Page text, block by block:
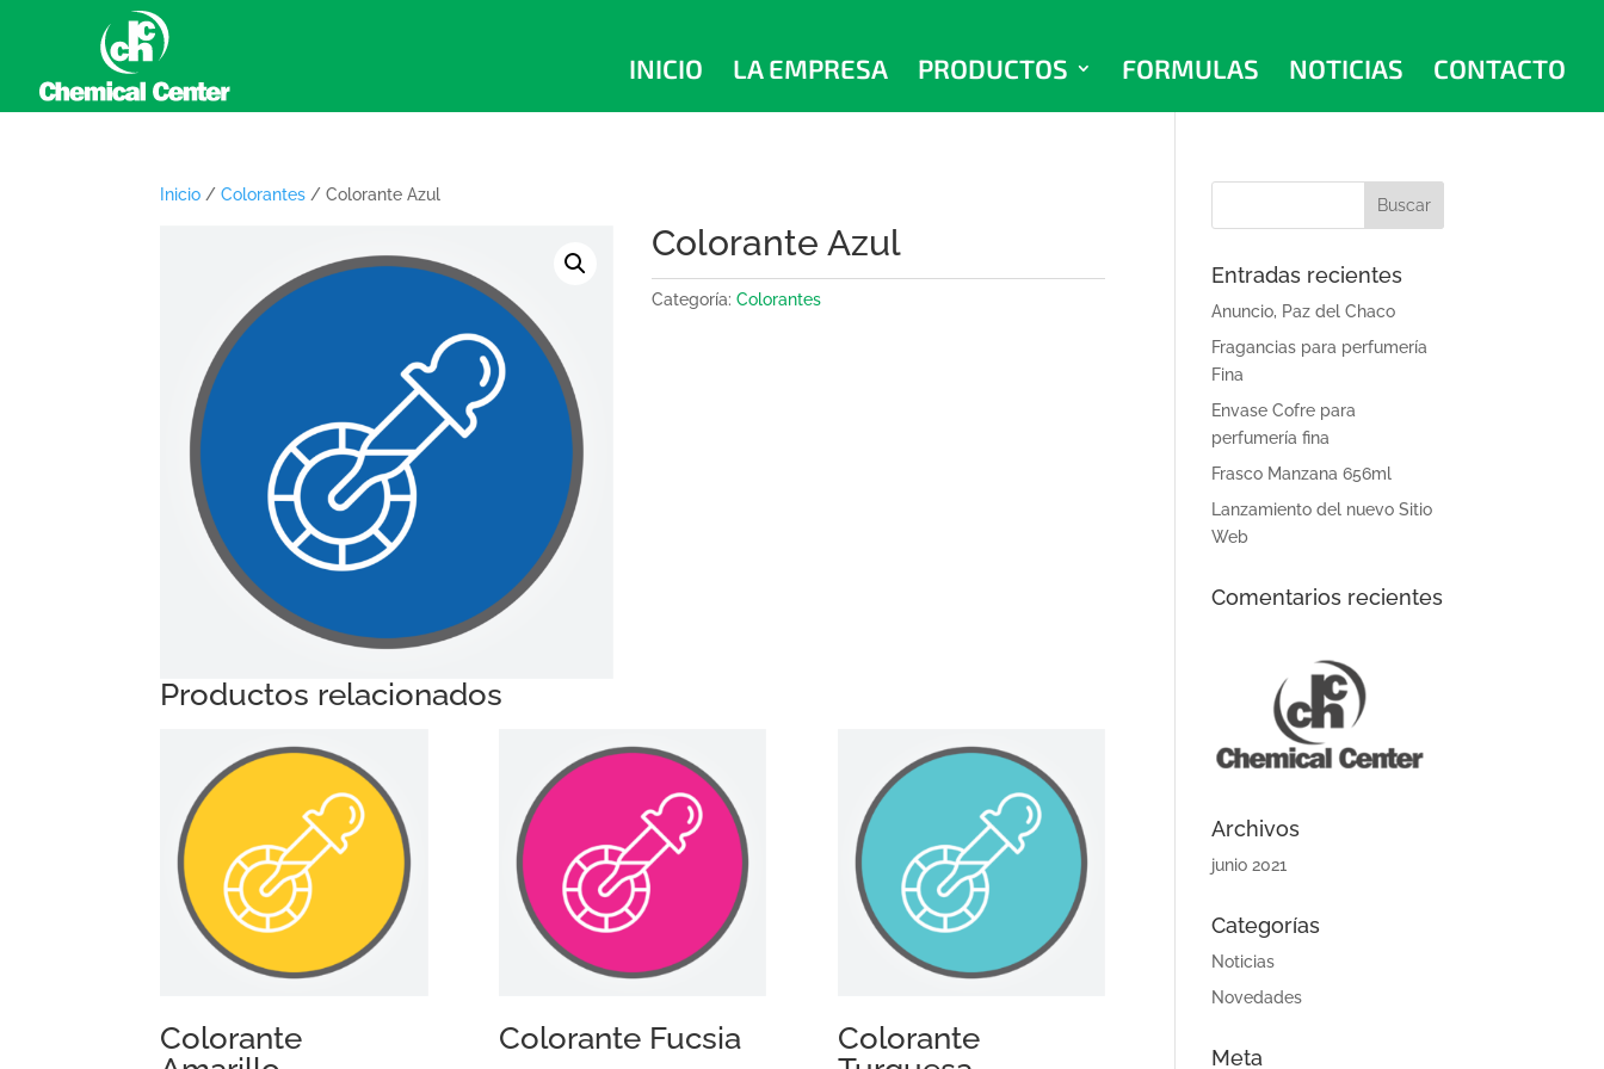
INICIO LA EMPRESA PRODUCTOS FORMULAS NOTICIAS CONTACTO
Inicio /Colorantes / Colorante Azul
Colorante Azul
Categoría:Colorantes
Productos relacionados
Colorante
Colorante Fucsia
Colorante
Entradas recientes
Anuncio, Paz del Chaco
Fragancias para perfumería
Fina
Envase Cofre para
perfumería fina
Frasco Manzana 656ml
Lanzamiento del nuevo Sitio
Web
Comentarios recientes
Archivos
junio 2021
Categorías
Noticias
Novedades
Meta